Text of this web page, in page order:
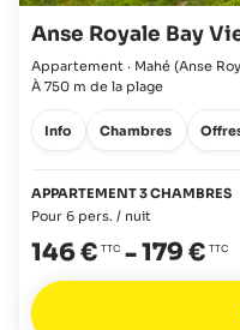
Anse Royale Bay
Appartement · Mahé (Anse
À 750 m de la plage
Info Chambres
APPARTEMENT 3 CHAMBRES
Pour 6 pers. / nuit
146 € -179 €